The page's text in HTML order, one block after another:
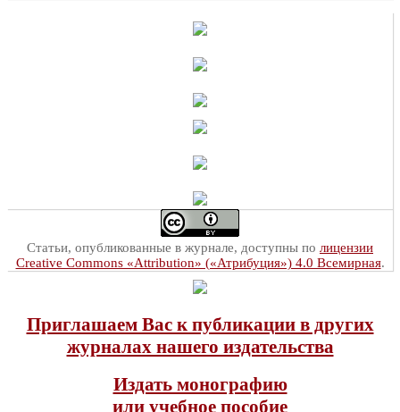
Статьи, опубликованные в журнале, доступны по лицензии
Creative Commons «Attribution» («Атрибуция») 4.0 Всемирная.
Приглашаем Вас к публикации в других
журналах нашего издательства
Издать монографию
или учебное пособие